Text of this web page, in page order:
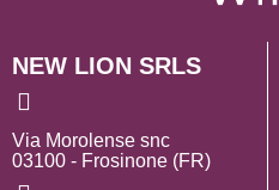
NEW LION SRLS
Via Morolense snc
03100 - Frosinone (FR)